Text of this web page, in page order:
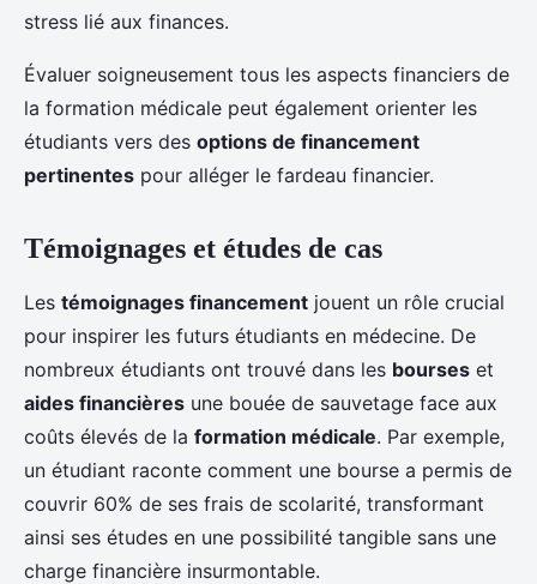
stress lié aux finances.
Évaluer soigneusement tous les aspects financiers de
la formation médicale peut également orienter les
étudiants vers des options de financement
pertinentes pour alléger le fardeau financier.
Témoignages et études de cas
Les témoignages financement jouent un rôle crucial
pour inspirer les futurs étudiants en médecine. De
nombreux étudiants ont trouvé dans les bourses et
aides financières une bouée de sauvetage face aux
coûts élevés de la formation médicale. Par exemple,
un étudiant raconte comment une bourse a permis de
couvrir 60% de ses frais de scolarité, transformant
ainsi ses études en une possibilité tangible sans une
charge financière insurmontable.